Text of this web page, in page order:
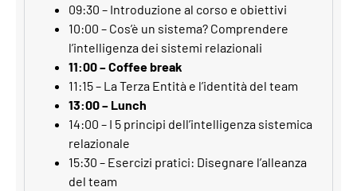
09:30 – Introduzione al corso e obiettivi
10:00 – Cos’è un sistema? Comprendere
l’intelligenza dei sistemi relazionali
11:00 – Coffee break
11:15 – La Terza Entità e l’identità del team
13:00 – Lunch
14:00 – I 5 principi dell’intelligenza sistemica
relazionale
15:30 – Esercizi pratici: Disegnare l’alleanza
del team